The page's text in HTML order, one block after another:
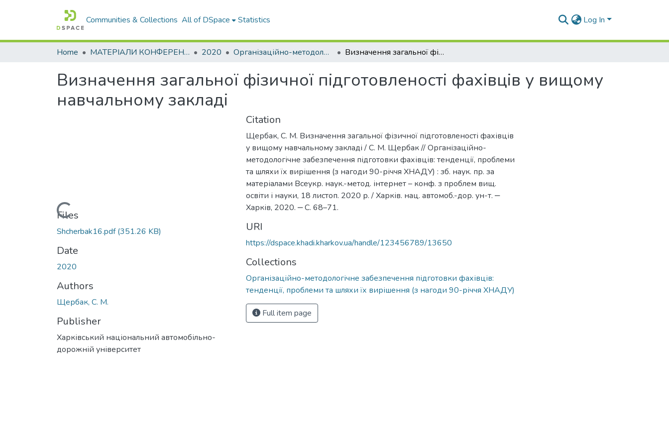
Communities & Collections All of DSpace Statistics Log In
Home МАТЕРІАЛИ КОНФЕРЕНЦІЙ 2020 Організаційно-методологічне забезпечення підготовки фахівців: тенденції, проблеми та шляхи їх вирішення (з нагоди 90-річчя ХНАДУ) Визначення загальної фізичної підготовленості фахівців у вищому навчальному закладі
Визначення загальної фізичної підготовленості фахівців у вищому
навчальному закладі
Loading...
Files
Shcherbak16.pdf(351.26 KB)
Date
2020
Authors
Щербак, С. М.
Publisher
Харківський національний автомобільно-
дорожній університет
Citation
Щербак, С. М. Визначення загальної фізичної підготовленості фахівців
у вищому навчальному закладі / С. М. Щербак // Організаційно-
методологічне забезпечення підготовки фахівців: тенденції, проблеми
та шляхи їх вирішення (з нагоди 90-річчя ХНАДУ) : зб. наук. пр. за
матеріалами Всеукр. наук.-метод. інтернет – конф. з проблем вищ.
освіти і науки, 18 листоп. 2020 р. / Харків. нац. автомоб.-дор. ун-т. ‒
Харків, 2020. ‒ С. 68–71.
URI
https://dspace.khadi.kharkov.ua/handle/123456789/13650
Collections
Організаційно-методологічне забезпечення підготовки фахівців:
тенденції, проблеми та шляхи їх вирішення (з нагоди 90-річчя ХНАДУ)
Full item page